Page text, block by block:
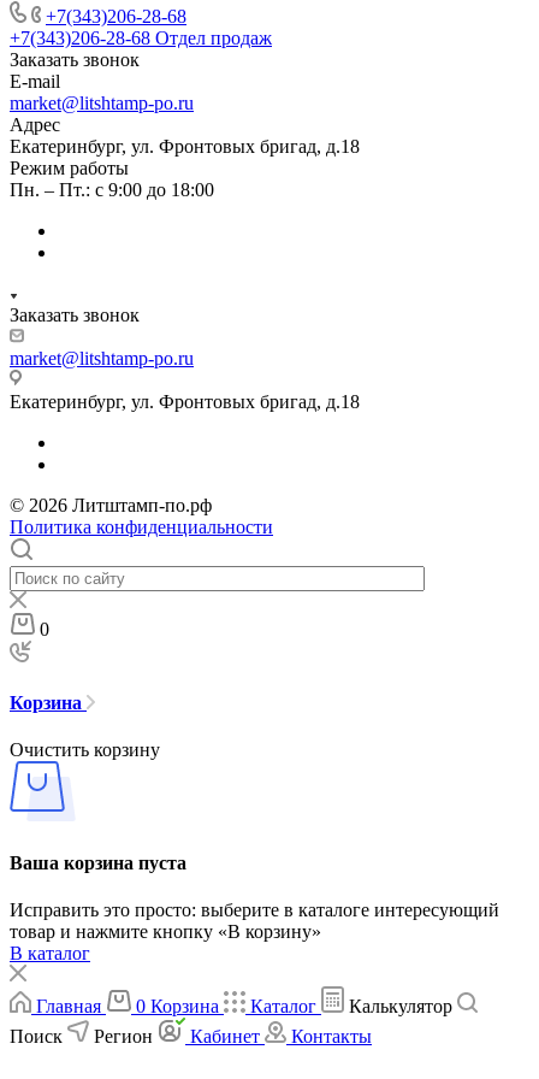
+7(343)206-28-68
+7(343)206-28-68 Отдел продаж
Заказать звонок
E-mail
market@litshtamp-po.ru
Адрес
Екатеринбург, ул. Фронтовых бригад, д.18
Режим работы
Пн. – Пт.: с 9:00 до 18:00
Заказать звонок
market@litshtamp-po.ru
Екатеринбург, ул. Фронтовых бригад, д.18
© 2026 Литштамп-по.рф
Политика конфиденциальности
0
Корзина
Очистить корзину
Ваша корзина пуста
Исправить это просто: выберите в каталоге интересующий
товар и нажмите кнопку «В корзину»
В каталог
Главная 0 Корзина Каталог
Калькулятор
Поиск
Регион Кабинет Контакты